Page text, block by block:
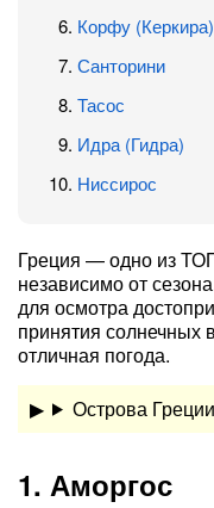
Корфу (Керкира)
Санторини
Тасос
Идра (Гидра)
Ниссирос
Греция — одно из
независимо от
для осмотра
принятия солнечных
отличная погода.
Острова
1. Аморгос